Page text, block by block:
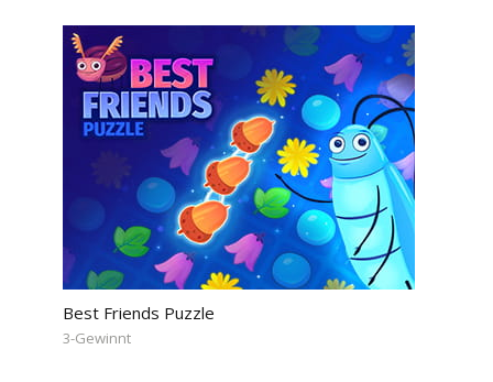
Best Friends Puzzle
3-Gewinnt